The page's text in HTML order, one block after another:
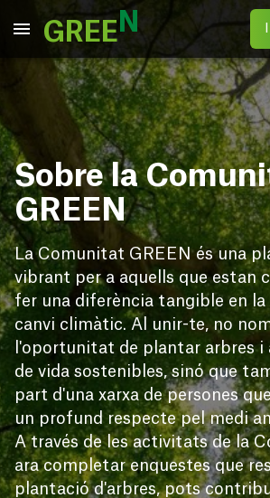
GREE N
Sobre la
GREEN
La Comunitat GREEN és una
vibrant per a aquells que estan
fer una diferència tangible en
canvi climàtic. Al unir-te, no
l'oportunitat de plantar arbres
de vida sostenibles, sinó que
part d'una xarxa de persones
un profund respecte pel medi
A través de les activitats de la
ara completar enquestes que
plantació d'arbres, pots